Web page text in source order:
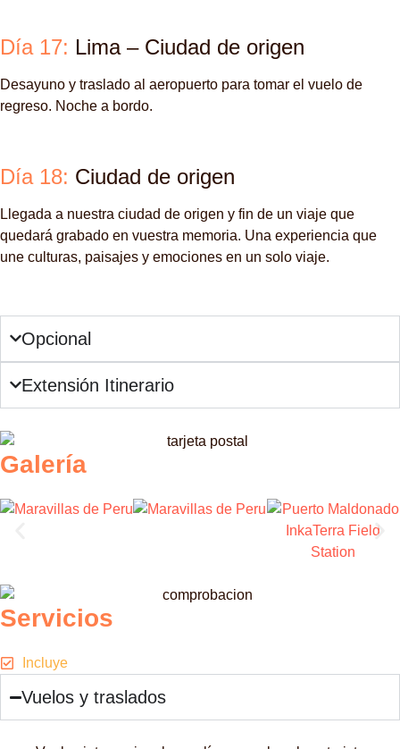
Día 17: Lima – Ciudad de origen
Desayuno y traslado al aeropuerto para tomar el vuelo de
regreso. Noche a bordo.
Día 18: Ciudad de origen
Llegada a nuestra ciudad de origen y fin de un viaje que
quedará grabado en vuestra memoria. Una experiencia que
une culturas, paisajes y emociones en un solo viaje.
Opcional
Extensión Itinerario
Galería
Servicios
Incluye
Vuelos y traslados